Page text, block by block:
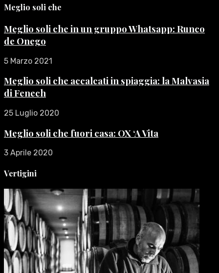
Meglio soli che
Meglio soli che in un gruppo Whatsapp: Runco
de Onego
5 Marzo 2021
Meglio soli che accalcati in spiaggia: la Malvasia
di Fenech
25 Luglio 2020
Meglio soli che fuori casa: OX ‘A Vita
3 Aprile 2020
Vertigini